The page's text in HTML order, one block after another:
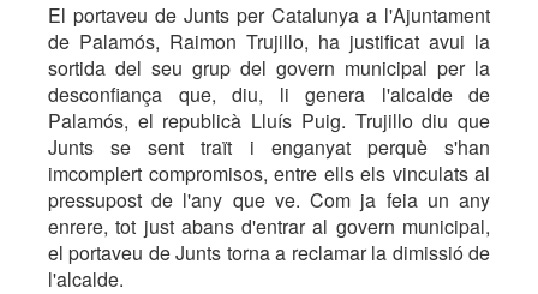
El portaveu de Junts per Catalunya a l'Ajuntament
de Palamós, Raimon Trujillo, ha justificat avui la
sortida del seu grup del govern municipal per la
desconfiança que, diu, li genera l'alcalde de
Palamós, el republicà Lluís Puig. Trujillo diu que
Junts se sent traït i enganyat perquè s'han
imcomplert compromisos, entre ells els vinculats al
pressupost de l'any que ve. Com ja feia un any
enrere, tot just abans d'entrar al govern municipal,
el portaveu de Junts torna a reclamar la dimissió de
l'alcalde.